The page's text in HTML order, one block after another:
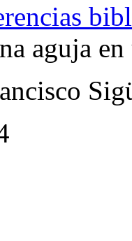
aguja